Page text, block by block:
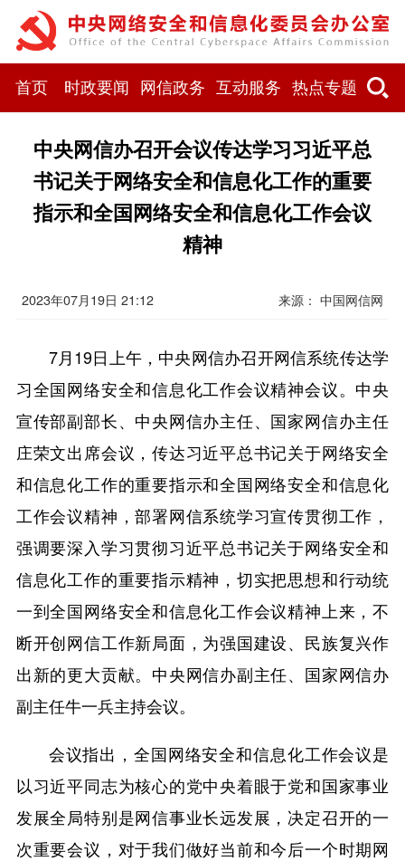
首页 时政要闻 网信政务 互动服务 热点专题
中央网信办召开会议传达学习习近平总
书记关于网络安全和信息化工作的重要
指示和全国网络安全和信息化工作会议
精神
2023年07月19日 21:12 来源： 中国网信网
7月19日上午，中央网信办召开网信系统传达学
习全国网络安全和信息化工作会议精神会议。中央
宣传部副部长、中央网信办主任、国家网信办主任
庄荣文出席会议，传达习近平总书记关于网络安全
和信息化工作的重要指示和全国网络安全和信息化
工作会议精神，部署网信系统学习宣传贯彻工作，
强调要深入学习贯彻习近平总书记关于网络安全和
信息化工作的重要指示精神，切实把思想和行动统
一到全国网络安全和信息化工作会议精神上来，不
断开创网信工作新局面，为强国建设、民族复兴作
出新的更大贡献。中央网信办副主任、国家网信办
副主任牛一兵主持会议。
会议指出，全国网络安全和信息化工作会议是
以习近平同志为核心的党中央着眼于党和国家事业
发展全局特别是网信事业长远发展，决定召开的一
次重要会议，对于我们做好当前和今后一个时期网